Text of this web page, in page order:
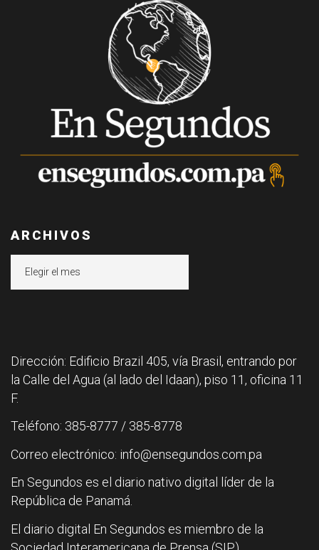
ARCHIVOS
Dirección: Edificio Brazil 405, vía Brasil, entrando por
la Calle del Agua (al lado del Idaan), piso 11, oficina 11
F.
Teléfono: 385-8777 / 385-8778
Correo electrónico: info@ensegundos.com.pa
En Segundos es el diario nativo digital líder de la
República de Panamá.
El diario digital En Segundos es miembro de la